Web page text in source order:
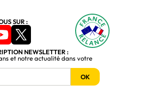
SUR :
NEWSLETTER :
et notre actualité dans votre
OK